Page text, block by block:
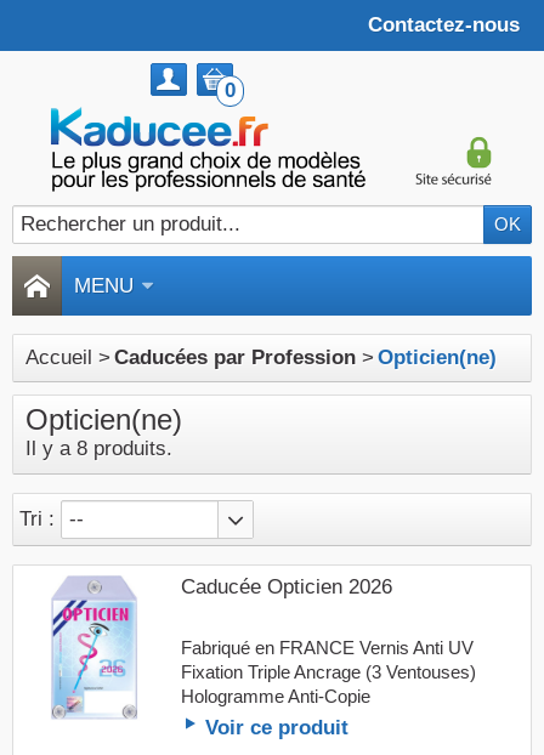
Contactez-nous
0
MENU
Accueil > Caducées par Profession > Opticien(ne)
Opticien(ne)
Il y a 8 produits.
Tri : --
Caducée Opticien 2026
Fabriqué en FRANCE Vernis Anti UV
Fixation Triple Ancrage (3 Ventouses)
Hologramme Anti-Copie
Voir ce produit